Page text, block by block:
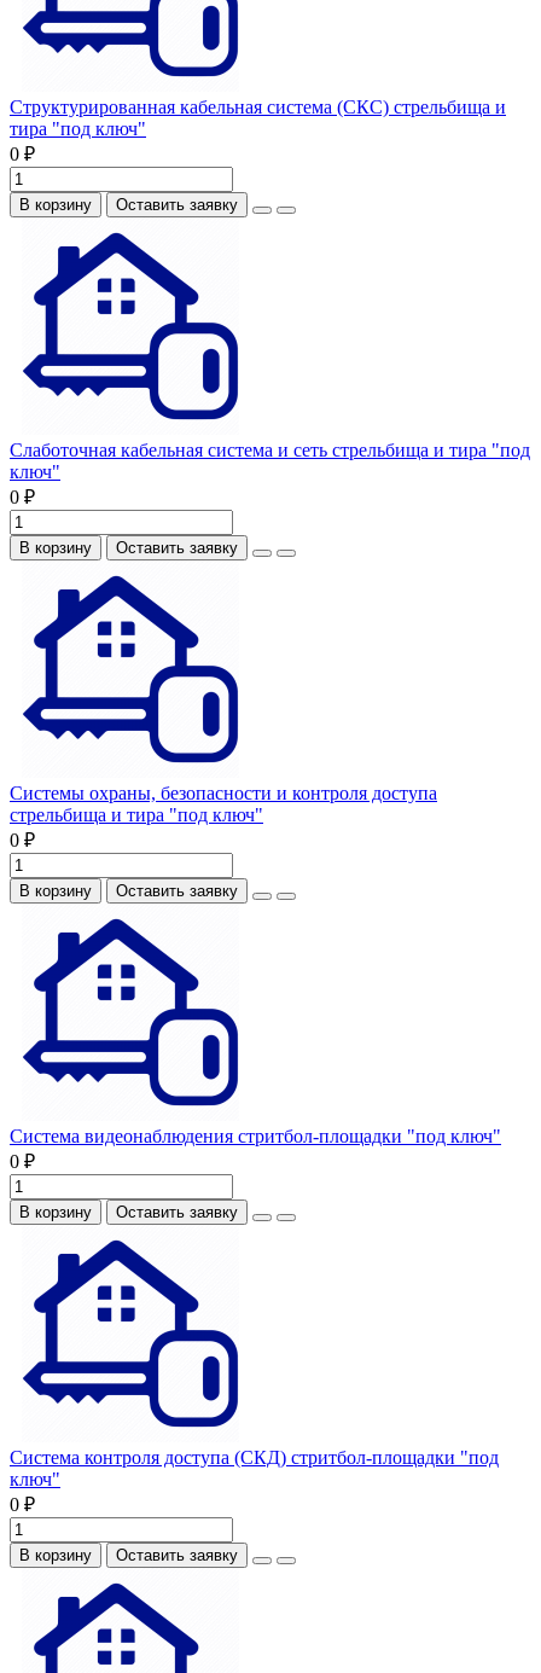
Структурированная кабельная система (СКС) стрельбища и
тира "под ключ"
0 ₽
В корзину Оставить заявку
Слаботочная кабельная система и сеть стрельбища и тира "под
ключ"
0 ₽
В корзину Оставить заявку
Системы охраны, безопасности и контроля доступа
стрельбища и тира "под ключ"
0 ₽
В корзину Оставить заявку
Система видеонаблюдения стритбол-площадки "под ключ"
0 ₽
В корзину Оставить заявку
Система контроля доступа (СКД) стритбол-площадки "под
ключ"
0 ₽
В корзину Оставить заявку